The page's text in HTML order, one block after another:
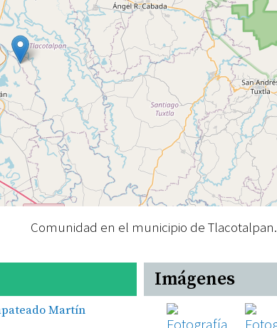
Comunidad en el municipio de Tlacotalpan.
Martín
Imágenes